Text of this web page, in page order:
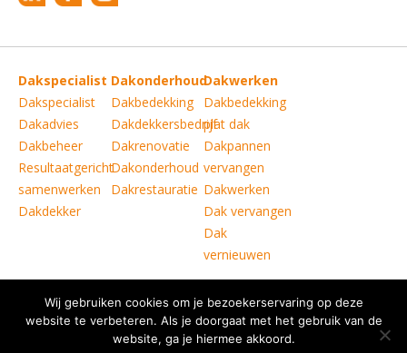
Dakspecialist
Dakspecialist
Dakadvies
Dakbeheer
Resultaatgericht
samenwerken
Dakdekker
Dakonderhoud
Dakbedekking
Dakdekkersbedrijf
Dakrenovatie
Dakonderhoud
Dakrestauratie
Dakwerken
Dakbedekking
plat dak
Dakpannen
vervangen
Dakwerken
Dak vervangen
Dak
vernieuwen
Copyright © Verkoelen Dakspecialisten Weert B.V.
|
Disclaimer
| Copyright | Privacy statement
Wij gebruiken cookies om je bezoekerservaring op deze
website te verbeteren. Als je doorgaat met het gebruik van de
website, ga je hiermee akkoord.